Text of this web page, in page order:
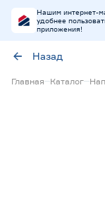
Нашим интернет-
удобнее
приложения!
Назад
Главная Каталог